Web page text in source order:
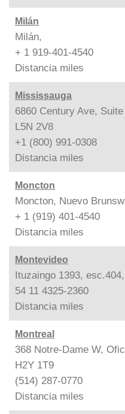
Milán
Milán,
+ 1 919-401-4540
Distancia miles
Mississauga
6860 Century Ave,
L5N 2V8
+1 (800) 991-0308
Distancia miles
Moncton
Moncton, Nuevo
+ 1 (919) 401-4540
Distancia miles
Montevideo
Ituzaingo 1393,
54 11 4325-2360
Distancia miles
Montreal
368 Notre-Dame W,
H2Y 1T9
(514) 287-0770
Distancia miles